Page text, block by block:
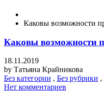
Каковы возможности
Каковы возможности
18.11.2019
by Татьяна Крайникова
Без категории , Без рубрики ,
Нет комментариев